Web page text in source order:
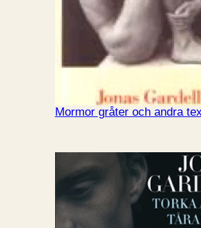
Mormor gråter och andra